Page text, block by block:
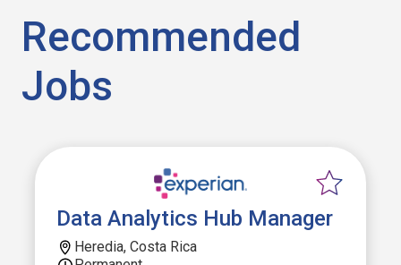
Recommended
Jobs
Data Analytics Hub Manager
Heredia, Costa Rica